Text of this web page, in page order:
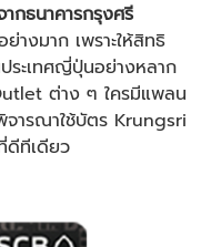
ธนาคารกรุงศรี
ย่างมาก เพราะให้สิทธิ
ระเทศญี่ปุ่นอย่างหลาก
ต่าง ๆ ใครมีแพลน
ารณาใช้บัตร Krungsri
ดีทีเดียว